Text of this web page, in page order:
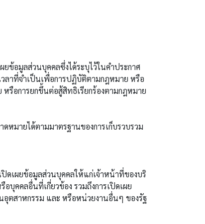
อมูลส่วนบุคคลซึ่งได้ระบุไว้ในคำประกาศ
ลาที่จำเป็นเพื่อการปฏิบัติตามกฎหมาย หรือ
รือการยกขึ้นต่อสู้สิทธิเรียกร้องตามกฎหมาย
มายได้ตามมาตรฐานของการเก็บรวบรวม
เผยข้อมูลส่วนบุคคลให้แก่เจ้าหน้าที่ของบริ
บุคคลอื่นที่เกี่ยวข้อง รวมถึงการเปิดเผย
อุตสาหกรรม และ หรือหน่วยงานอื่นๆ ของรัฐ